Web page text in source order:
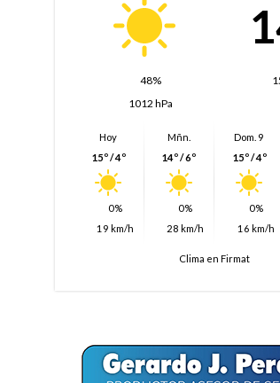
48%
1012 hPa
Hoy
15º / 4º
0%
19 km/h
Mñn.
14º / 6º
0%
28 km/h
Dom. 9
15º / 4º
0%
16 km/h
Clima en Firmat